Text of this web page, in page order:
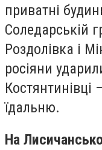
приватні
Соледарській
Роздолівка і
росіяни
їдальню.
На